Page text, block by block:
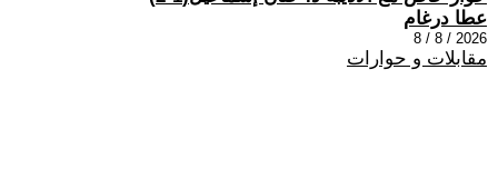
عطا درغام
2026 / 8 / 8
مقابلات و حوارات